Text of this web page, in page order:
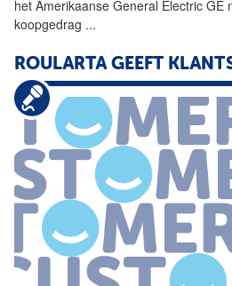
het Amerikaanse General Electric GE
koopgedrag ...
ROULARTA GEEFT